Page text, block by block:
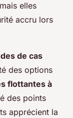
elles
accru lors
de cas
des options
flottantes à
des points
apprécient la